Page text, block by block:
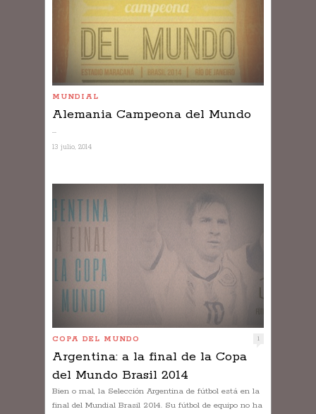
MUNDIAL
Alemania Campeona del Mundo
...
13 julio, 2014
COPA DEL MUNDO 1
Argentina: a la final de la Copa
del Mundo Brasil 2014
Bien o mal, la Selección Argentina de fútbol está en la
final del Mundial Brasil 2014. Su fútbol de equipo no ha